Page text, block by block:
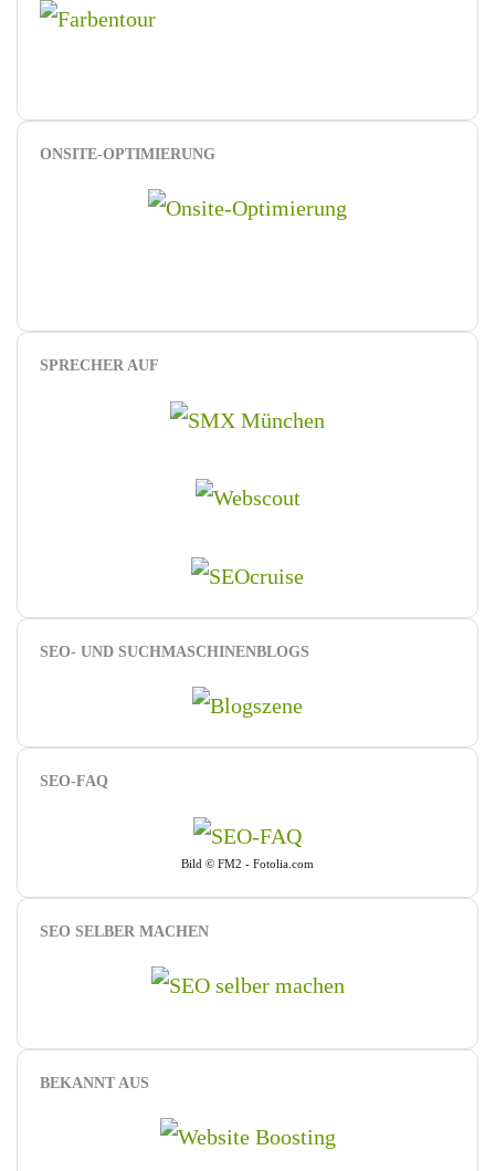
ONSITE-OPTIMIERUNG
SPRECHER AUF
SEO- UND SUCHMASCHINENBLOGS
SEO-FAQ
Bild © FM2 - Fotolia.com
SEO SELBER MACHEN
BEKANNT AUS